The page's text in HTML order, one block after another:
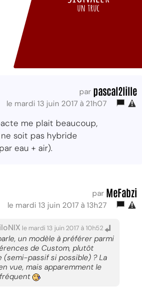
un truc
par pascal2lille
le mardi 13 juin 2017 à 21h07
me plait beaucoup,
soit pas hybride
eau + air).
par MeFabzi
le mardi 13 juin 2017 à 13h27
le mardi 13 juin 2017 à 10h52
un modèle à préférer parmi
de Custom, plutôt
(semi-passif si possible) ? La
vue, mais apparemment le